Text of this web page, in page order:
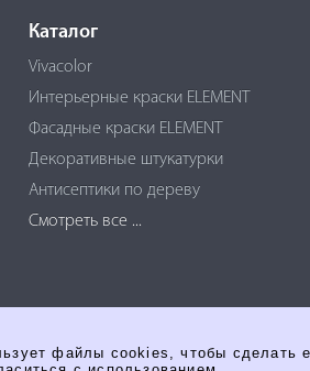
Каталог
Vivacolor
Интерьерные краски ELEMENT
Фасадные краски ELEMENT
Декоративные штукатурки
Антисептики по дереву
Смотреть все ...
файлы cookies, чтобы сделать